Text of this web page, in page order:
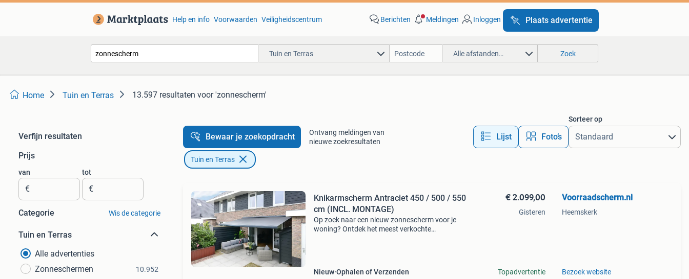
Help en info Voorwaarden Veiligheidscentrum Berichten Meldingen Inloggen Plaats advertentie
Tuin en Terras Alle afstanden… Zoek
Home Tuin en Terras 13.597 resultaten voor 'zonnescherm'
Verfijn resultaten
Prijs
van
€
tot
€
Categorie Wis de categorie
Tuin en Terras
Alle advertenties
Zonneschermen
10.952
Bewaar je zoekopdracht
Ontvang meldingen van
nieuwe zoekresultaten
Lijst Foto’s
Sorteer op
Tuin en Terras
Knikarmscherm Antraciet 450 / 500 / 550
cm (INCL. MONTAGE)
Op zoek naar een nieuw zonnescherm voor je
woning? Ontdek het meest verkochte
Nieuw Ophalen of Verzenden
€ 2.099,00
Gisteren
Topadvertentie
Voorraadscherm.nl
Heemskerk
Bezoek website